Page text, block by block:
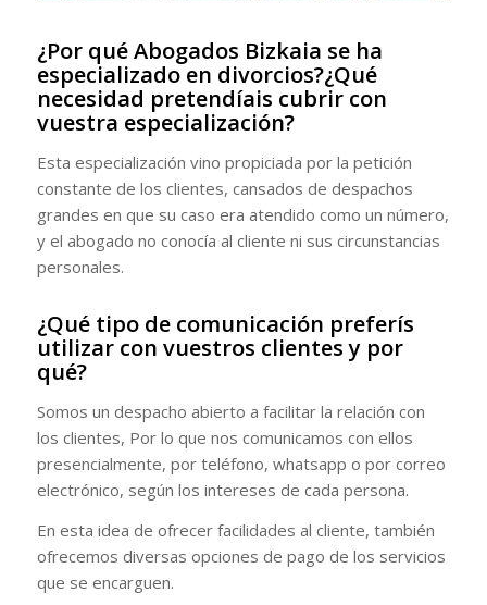
¿Por qué Abogados Bizkaia se ha
especializado en divorcios?¿Qué
necesidad pretendíais cubrir con
vuestra especialización?
Esta especialización vino propiciada por la petición
constante de los clientes, cansados de despachos
grandes en que su caso era atendido como un número,
y el abogado no conocía al cliente ni sus circunstancias
personales.
¿Qué tipo de comunicación preferís
utilizar con vuestros clientes y por
qué?
Somos un despacho abierto a facilitar la relación con
los clientes, Por lo que nos comunicamos con ellos
presencialmente, por teléfono, whatsapp o por correo
electrónico, según los intereses de cada persona.
En esta idea de ofrecer facilidades al cliente, también
ofrecemos diversas opciones de pago de los servicios
que se encarguen.